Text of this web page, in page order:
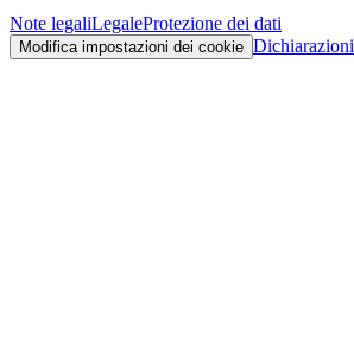
Note legaliLegaleProtezione dei dati
Modifica impostazioni dei cookie Dichiarazioni